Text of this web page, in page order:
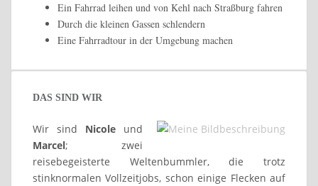
Ein Fahrrad leihen und von Kehl nach Straßburg fahren
Durch die kleinen Gassen schlendern
Eine Fahrradtour in der Umgebung machen
DAS SIND WIR
Wir sind Nicole und
Marcel; zwei
reisebegeisterte Weltenbummler, die trotz
stinknormalen Vollzeitjobs, schon einige Flecken auf